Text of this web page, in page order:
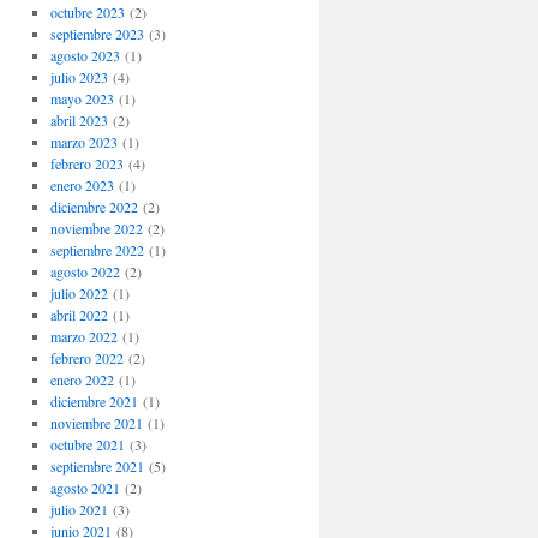
octubre 2023 (2)
septiembre 2023 (3)
agosto 2023 (1)
julio 2023 (4)
mayo 2023 (1)
abril 2023 (2)
marzo 2023 (1)
febrero 2023 (4)
enero 2023 (1)
diciembre 2022(2)
noviembre 2022(2)
septiembre 2022(1)
agosto 2022(2)
julio 2022(1)
abril 2022(1)
marzo 2022(1)
febrero 2022(2)
enero 2022(1)
diciembre 2021 (1)
noviembre 2021 (1)
octubre 2021 (3)
septiembre 2021 (5)
agosto 2021 (2)
julio 2021 (3)
junio 2021 (8)